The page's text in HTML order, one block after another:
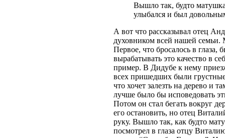
Вышло так, будто
улыбался и был
А вот что рассказывал отец
духовником всей нашей
Первое, что бросалось в
вырабатывать это качество в
пример. В Дидубе к нему
всех пришедших были грустные
что хочет залезть на дерево и
лучше было бы исповедовать
Потом он стал бегать вокруг
его остановить, но отец
руку. Вышло так, как будто
посмотрел в глаза отцу